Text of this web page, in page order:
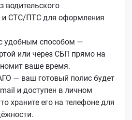
и СТС/ПТС для оформления
удобным способом —
или через СБП прямо на
ваше время.
— ваш готовый полис будет
и доступен в личном
храните его на телефоне для